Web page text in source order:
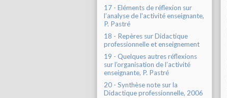
17 - Eléments de réflexion sur
l’analyse de l'activité enseignante,
P. Pastré
18 - Repères sur Didactique
professionnelle et enseignement
19 - Quelques autres réflexions
sur l’organisation de l’activité
enseignante, P. Pastré
20 - Synthèse note sur la
Didactique professionnelle, 2006